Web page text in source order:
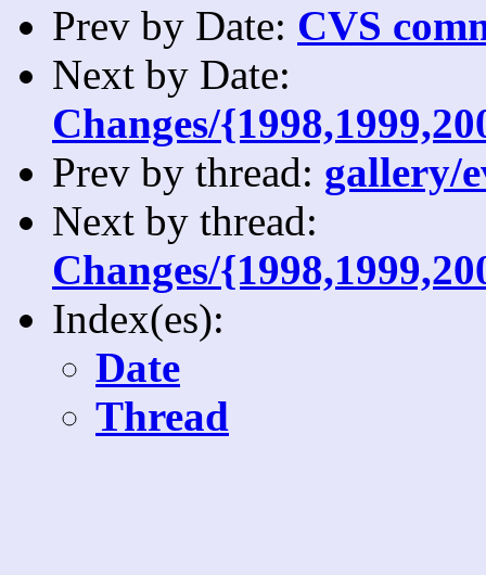
Prev by Date: CVS
Next by Date:
Changes/
Prev by thread: gallery/
Next by thread:
Changes/
Index(es):
Date
Thread